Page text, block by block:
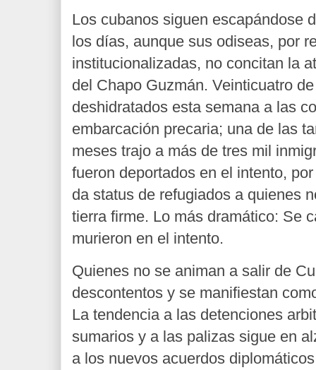
Los cubanos siguen escapándose
los días, aunque sus odiseas, por
institucionalizadas, no concitan la
del Chapo Guzmán. Veinticuatro
deshidratados esta semana a las
embarcación precaria; una de las
meses trajo a más de tres mil
fueron deportados en el intento,
da status de refugiados a quienes
tierra firme. Lo más dramático: Se
murieron en el intento.
Quienes no se animan a salir de
descontentos y se manifiestan
La tendencia a las detenciones
sumarios y a las palizas sigue en
a los nuevos acuerdos